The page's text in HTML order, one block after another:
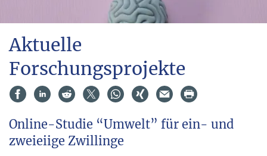
Aktuelle
Forschungsprojekte
Online-Studie “Umwelt” für ein- und
zweieiige Zwillinge